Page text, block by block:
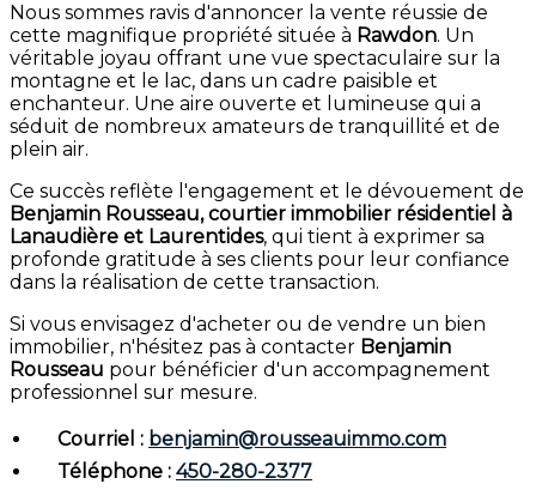
Nous sommes ravis d'annoncer la vente réussie de
cette magnifique propriété située à Rawdon. Un
véritable joyau offrant une vue spectaculaire sur la
montagne et le lac, dans un cadre paisible et
enchanteur. Une aire ouverte et lumineuse qui a
séduit de nombreux amateurs de tranquillité et de
plein air.
Ce succès reflète l'engagement et le dévouement de
Benjamin Rousseau, courtier immobilier résidentiel à
Lanaudière et Laurentides, qui tient à exprimer sa
profonde gratitude à ses clients pour leur confiance
dans la réalisation de cette transaction.
Si vous envisagez d'acheter ou de vendre un bien
immobilier, n'hésitez pas à contacter Benjamin
Rousseau pour bénéficier d'un accompagnement
professionnel sur mesure.
Courriel : benjamin@rousseauimmo.com
Téléphone : 450-280-2377